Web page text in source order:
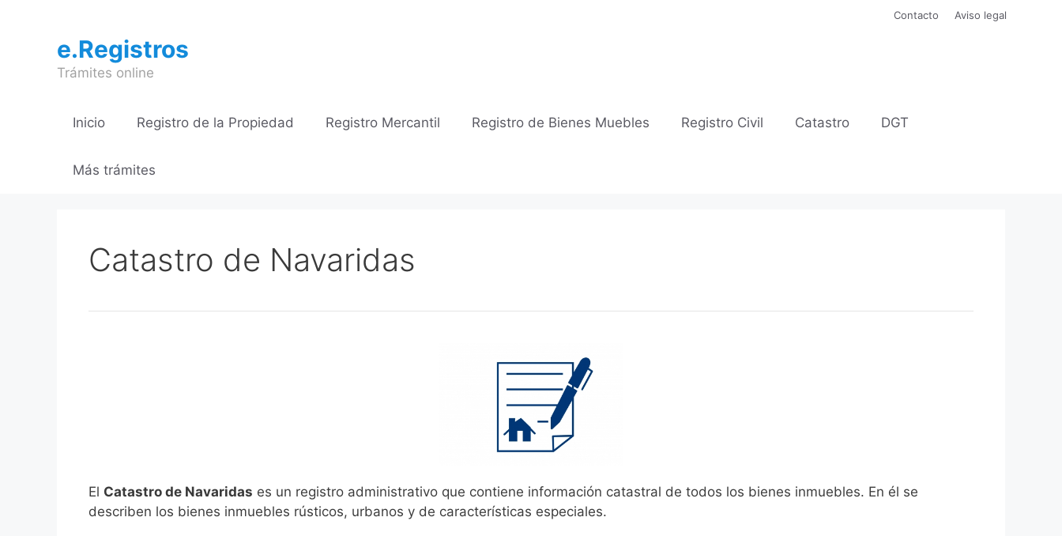
contenido
Contacto Aviso legal
e.Registros
Trámites online
Inicio Registro de la Propiedad Registro Mercantil Registro de Bienes Muebles Registro Civil Catastro DGT
Más trámites
Catastro de Navaridas
El Catastro de Navaridas es un registro administrativo que contiene información catastral de todos los bienes inmuebles. En él se
describen los bienes inmuebles rústicos, urbanos y de características especiales.